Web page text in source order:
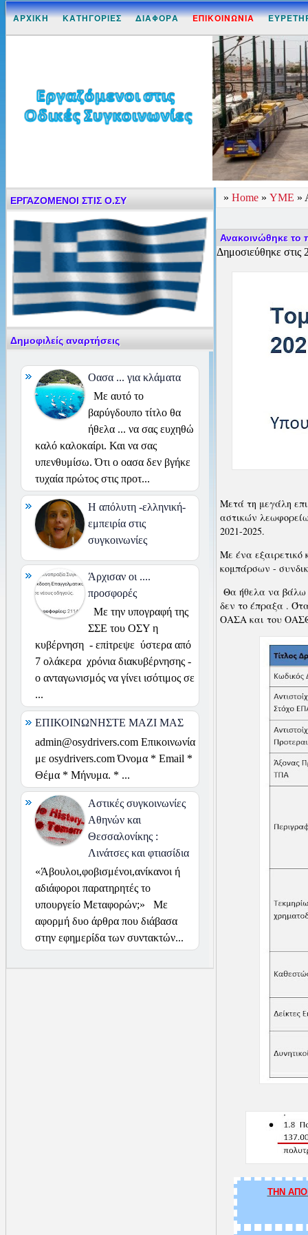
ΑΡΧΙΚΗ ΚΑΤΗΓΟΡΙΕΣ ΔΙΑΦΟΡΑ ΕΠΙΚΟΙΝΩΝΙΑ
» Home » ΥΜΕ »
Ανακοινώθηκε το
Δημοσιεύθηκε στις
Μετά τη μεγάλη
αστικών
2021-2025.
Με ένα εξαιρετικό
κομπάρσων -
Θα ήθελα να βάλω
δεν το έπραξα .
ΟΑΣΑ και του
ΤΗΝ
ΕΡΓΑΖΟΜΕΝΟΙ ΣΤΙΣ Ο.ΣΥ
Δημοφιλείς αναρτήσεις
Οασα ... για κλάματα
Με αυτό το
βαρύγδουπο τίτλο θα
ήθελα ... να σας ευχηθώ
καλό καλοκαίρι. Και να σας
υπενθυμίσω. Ότι ο οασα δεν βγήκε
τυχαία πρώτος στις προτ...
H απόλυτη -ελληνική-
εμπειρία στις
συγκοινωνίες
Άρχισαν οι ....
προσφορές
Με την υπογραφή της
ΣΣΕ του ΟΣΥ η
κυβέρνηση - επiτρεψε ύστερα από
7 ολάκερα χρόνια διακυβέρνησης -
ο ανταγωνισμός να γίνει ισότιμος σε
...
ΕΠΙΚΟΙΝΩΝΗΣΤΕ ΜΑΖΙ ΜΑΣ
admin@osydrivers.com Επικοινωνία
με osydrivers.com Όνομα * Email *
Θέμα * Μήνυμα. * ...
Αστικές συγκοινωνίες
Αθηνών και
Θεσσαλονίκης :
Λινάτσες και φτιασίδια
«Άβουλοι,φοβισμένοι,ανίκανοι ή
αδιάφοροι παρατηρητές το
υπουργείο Μεταφορών;» Με
αφορμή δυο άρθρα που διάβασα
στην εφημερίδα των συντακτών...